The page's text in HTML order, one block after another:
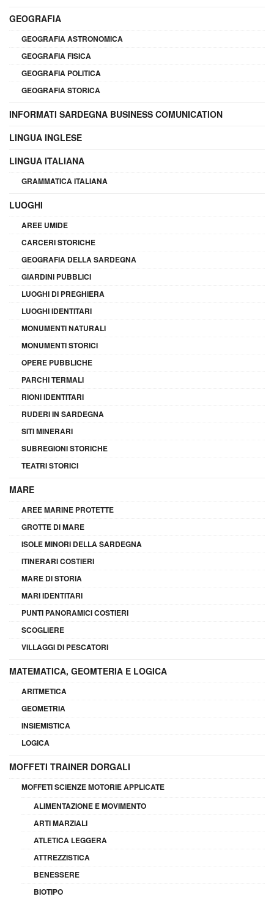
GEOGRAFIA
GEOGRAFIA ASTRONOMICA
GEOGRAFIA FISICA
GEOGRAFIA POLITICA
GEOGRAFIA STORICA
INFORMATI SARDEGNA BUSINESS COMUNICATION
LINGUA INGLESE
LINGUA ITALIANA
GRAMMATICA ITALIANA
LUOGHI
AREE UMIDE
CARCERI STORICHE
GEOGRAFIA DELLA SARDEGNA
GIARDINI PUBBLICI
LUOGHI DI PREGHIERA
LUOGHI IDENTITARI
MONUMENTI NATURALI
MONUMENTI STORICI
OPERE PUBBLICHE
PARCHI TERMALI
RIONI IDENTITARI
RUDERI IN SARDEGNA
SITI MINERARI
SUBREGIONI STORICHE
TEATRI STORICI
MARE
AREE MARINE PROTETTE
GROTTE DI MARE
ISOLE MINORI DELLA SARDEGNA
ITINERARI COSTIERI
MARE DI STORIA
MARI IDENTITARI
PUNTI PANORAMICI COSTIERI
SCOGLIERE
VILLAGGI DI PESCATORI
MATEMATICA, GEOMTERIA E LOGICA
ARITMETICA
GEOMETRIA
INSIEMISTICA
LOGICA
MOFFETI TRAINER DORGALI
MOFFETI SCIENZE MOTORIE APPLICATE
ALIMENTAZIONE E MOVIMENTO
ARTI MARZIALI
ATLETICA LEGGERA
ATTREZZISTICA
BENESSERE
BIOTIPO